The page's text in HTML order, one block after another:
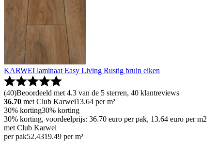
KARWEI laminaat Easy Living Rustig bruin eiken
(40)Beoordeeld met 4.3 van de 5 sterren, 40 klantreviews
36.70 met Club Karwei13.64 per m²
30% korting30% korting
30% korting, voordeelprijs: 36.70 euro per pak, 13.64 euro per m2
met Club Karwei
per pak52.4319.49 per m²